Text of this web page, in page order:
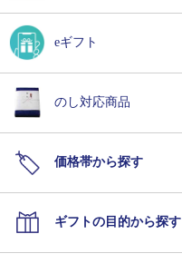
eギフト
のし対応商品
価格帯から探す
ギフトの目的から探す